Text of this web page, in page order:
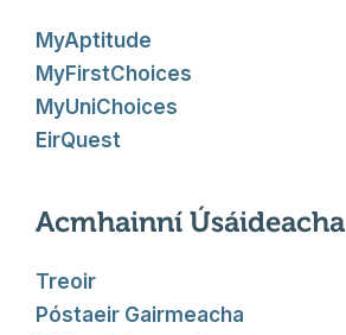
MyAptitude
MyFirstChoices
MyUniChoices
EirQuest
Acmhainní Úsáideacha
Treoir
Póstaeir Gairmeacha